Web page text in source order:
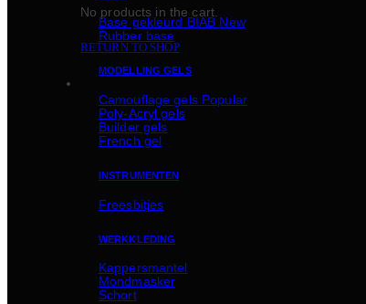
No products in the cart.
RETURN TO SHOP
Basе gekleurd BIAB
Rubber basе
MODELLING GELS
Camouflage gels
Poly-Acryl gels
Builder gels
French gel
INSTRUMENTEN
Freesbitjes
WERKKLEDING
Kappersmantel
Mondmasker
Schort